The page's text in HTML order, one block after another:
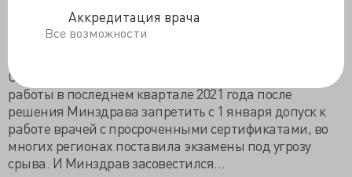
Аккредитация врача
Все возможности
образовательных организаций, ситуация, пожалуй,
уже бы обвалилась», - признался
Самошин. Резкая активизация аккредитационной
работы в последнем квартале 2021 года после
решения Минздрава запретить с 1 января допуск к
работе врачей с просроченными сертификатами, во
многих регионах поставила экзамены под угрозу
срыва. И Минздрав засовестился…